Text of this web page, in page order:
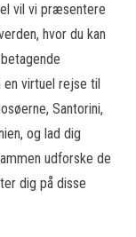
vil vi præsentere
hvor du kan
en virtuel rejse til
Santorini,
og lad dig
udforske de
dig på disse